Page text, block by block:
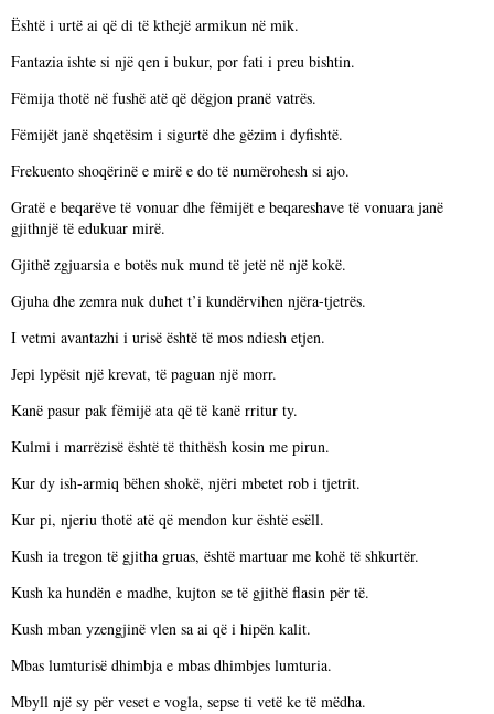
Është i urtë ai që di të kthejë armikun në mik.
Fantazia ishte si një qen i bukur, por fati i preu bishtin.
Fëmija thotë në fushë atë që dëgjon pranë vatrës.
Fëmijët janë shqetësim i sigurtë dhe gëzim i dyfishtë.
Frekuento shoqërinë e mirë e do të numërohesh si ajo.
Gratë e beqarëve të vonuar dhe fëmijët e beqareshave të vonuara janë
gjithnjë të edukuar mirë.
Gjithë zgjuarsia e botës nuk mund të jetë në një kokë.
Gjuha dhe zemra nuk duhet t’i kundërvihen njëra-tjetrës.
I vetmi avantazhi i urisë është të mos ndiesh etjen.
Jepi lypësit një krevat, të paguan një morr.
Kanë pasur pak fëmijë ata që të kanë rritur ty.
Kulmi i marrëzisë është të thithësh kosin me pirun.
Kur dy ish-armiq bëhen shokë, njëri mbetet rob i tjetrit.
Kur pi, njeriu thotë atë që mendon kur është esëll.
Kush ia tregon të gjitha gruas, është martuar me kohë të shkurtër.
Kush ka hundën e madhe, kujton se të gjithë flasin për të.
Kush mban yzengjinë vlen sa ai që i hipën kalit.
Mbas lumturisë dhimbja e mbas dhimbjes lumturia.
Mbyll një sy për veset e vogla, sepse ti vetë ke të mëdha.